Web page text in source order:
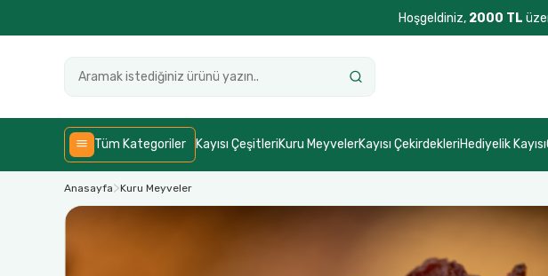
Hoşgeldiniz, 2000 TL
Tüm Kategoriler Kayısı ÇeşitleriKuru MeyvelerKayısı ÇekirdekleriHediyelik Kayısı
Anasayfa Kuru Meyveler